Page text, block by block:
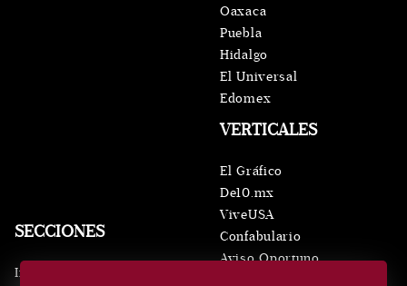
SECCIONES
Inicio
VERTICALES
El Gráfico
De10.mx
ViveUSA
Confabulario
Aviso Oportuno
Oaxaca
Puebla
Hidalgo
El Universal
Edomex